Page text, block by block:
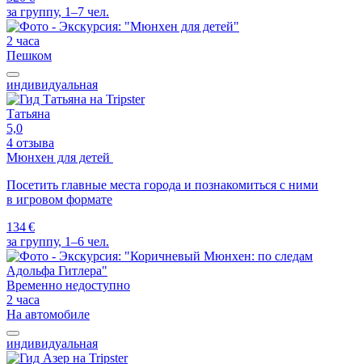
за группу, 1–7 чел.
2 часа
Пешком
индивидуальная
Татьяна
5,0
4 отзыва
Мюнхен для детей
Посетить главные места города и познакомиться с ними
в игровом формате
134 €
за группу, 1–6 чел.
Временно недоступно
2 часа
На автомобиле
индивидуальная